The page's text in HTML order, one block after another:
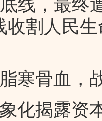
线，最终
收割人民
寒骨血，
化揭露资